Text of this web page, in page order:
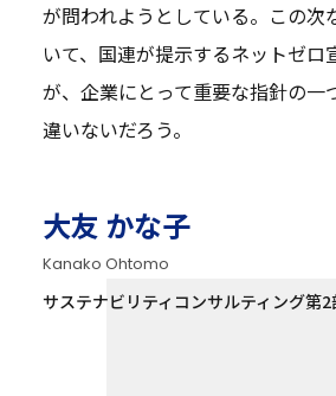
が問われようとしている。この次
いて、国連が提示するネットゼロ
が、企業にとって重要な指針の一
違いないだろう。
大友 かな子
Kanako Ohtomo
サステナビリティコンサルティング第2